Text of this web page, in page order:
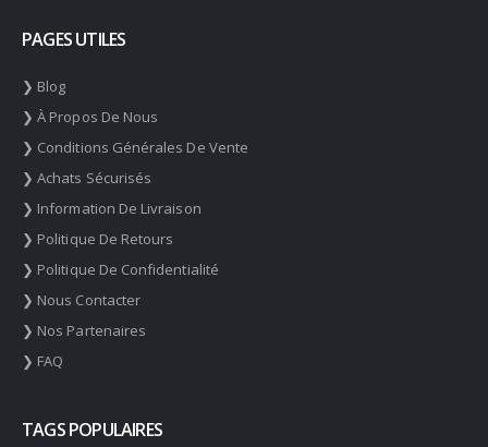
PAGES UTILES
❯ Blog
❯ À Propos De Nous
❯ Conditions Générales De Vente
❯ Achats Sécurisés
❯ Information De Livraison
❯ Politique De Retours
❯ Politique De Confidentialité
❯ Nous Contacter
❯ Nos Partenaires
❯ FAQ
TAGS POPULAIRES